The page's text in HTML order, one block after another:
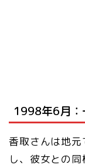
1998年6月：
香取さんは地
し、彼女との同